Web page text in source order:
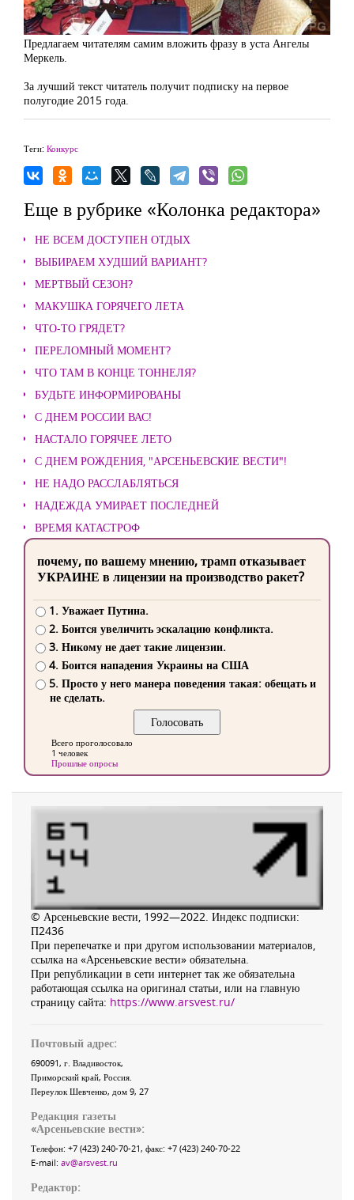
Предлагаем читателям самим вложить фразу в уста Ангелы
Меркель.
За лучший текст читатель получит подписку на первое
полугодие 2015 года.
Теги: Конкурс
Еще в рубрике «Колонка редактора»
НЕ ВСЕМ ДОСТУПЕН ОТДЫХ
ВЫБИРАЕМ ХУДШИЙ ВАРИАНТ?
МЕРТВЫЙ СЕЗОН?
МАКУШКА ГОРЯЧЕГО ЛЕТА
ЧТО-ТО ГРЯДЕТ?
ПЕРЕЛОМНЫЙ МОМЕНТ?
ЧТО ТАМ В КОНЦЕ ТОННЕЛЯ?
БУДЬТЕ ИНФОРМИРОВАНЫ
С ДНЕМ РОССИИ ВАС!
НАСТАЛО ГОРЯЧЕЕ ЛЕТО
С ДНЕМ РОЖДЕНИЯ, "АРСЕНЬЕВСКИЕ ВЕСТИ"!
НЕ НАДО РАССЛАБЛЯТЬСЯ
НАДЕЖДА УМИРАЕТ ПОСЛЕДНЕЙ
ВРЕМЯ КАТАСТРОФ
почему, по вашему мнению, трамп отказывает
УКРАИНЕ в лицензии на производство ракет?
1. Уважает Путина.
2. Боится увеличить эскалацию конфликта.
3. Никому не дает такие лицензии.
4. Боится нападения Украины на США
5. Просто у него манера поведения такая: обещать и
не сделать.
Всего проголосовало
1 человек
Прошлые опросы
© Арсеньевские вести, 1992—2022. Индекс подписки:
П2436
При перепечатке и при другом использовании материалов,
ссылка на «Арсеньевские вести» обязательна.
При републикации в сети интернет так же обязательна
работающая ссылка на оригинал статьи, или на главную
страницу сайта: https://www.arsvest.ru/
Почтовый адрес:
690091, г. Владивосток,
Приморский край, Россия
Переулок Шевченко, дом 9, 27
Редакция газеты
«Арсеньевские вести»:
Телефон: +7 (423) 240-70-21, факс: +7 (423) 240-70-22
E-mail: av@arsvest.ru
Редактор: